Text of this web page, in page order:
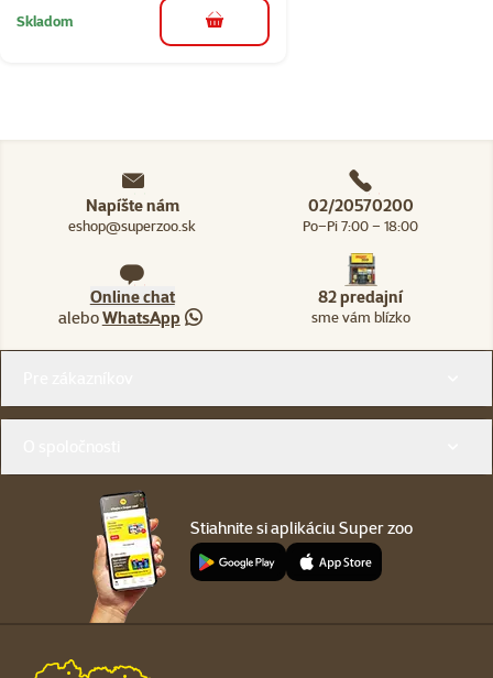
Skladom do košíka
Napíšte nám
eshop@superzoo.sk
02/20570200
Po–Pi 7:00 – 18:00
Online chat
aleboWhatsApp
82 predajní
sme vám blízko
Stiahnite si aplikáciu Super zoo